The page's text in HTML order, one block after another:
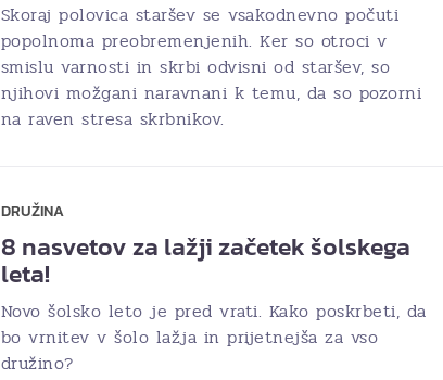
Skoraj polovica staršev se vsakodnevno počuti
popolnoma preobremenjenih. Ker so otroci v
smislu varnosti in skrbi odvisni od staršev, so
njihovi možgani naravnani k temu, da so pozorni
na raven stresa skrbnikov.
DRUŽINA
8 nasvetov za lažji začetek šolskega
leta!
Novo šolsko leto je pred vrati. Kako poskrbeti, da
bo vrnitev v šolo lažja in prijetnejša za vso
družino?